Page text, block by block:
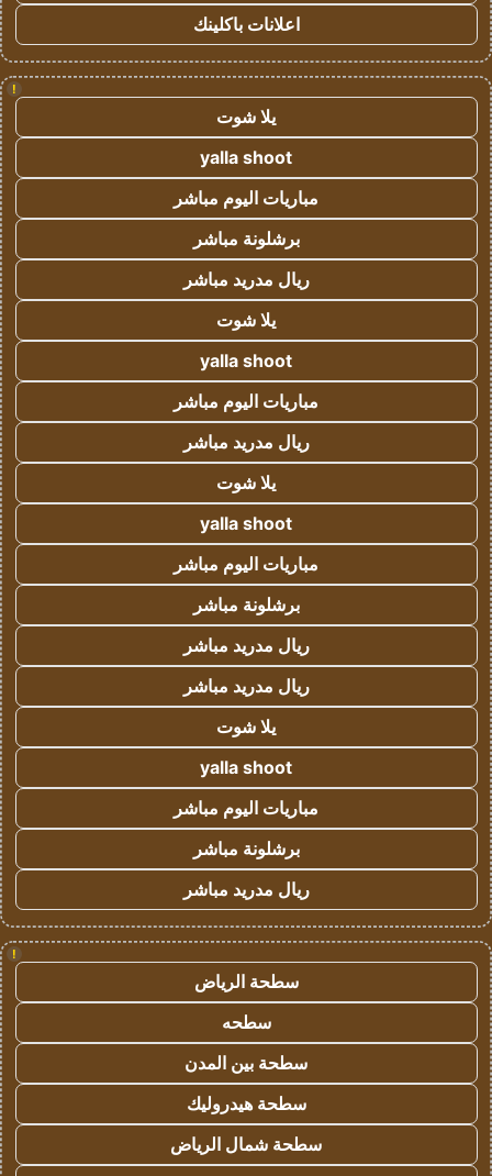
اعلانات باكلينك
!
يلا شوت
yalla shoot
مباريات اليوم مباشر
برشلونة مباشر
ريال مدريد مباشر
يلا شوت
yalla shoot
مباريات اليوم مباشر
ريال مدريد مباشر
يلا شوت
yalla shoot
مباريات اليوم مباشر
برشلونة مباشر
ريال مدريد مباشر
ريال مدريد مباشر
يلا شوت
yalla shoot
مباريات اليوم مباشر
برشلونة مباشر
ريال مدريد مباشر
!
سطحة الرياض
سطحه
سطحة بين المدن
سطحة هيدروليك
سطحة شمال الرياض